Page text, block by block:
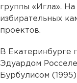
группы «Игла». На
избирательных
проектов.
В Екатеринбурге
Эдуардом
Бурбулисом